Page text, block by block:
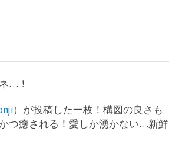
…！
）が投稿した一枚！構図の良さも
つ癒される！愛しか湧かない…新鮮